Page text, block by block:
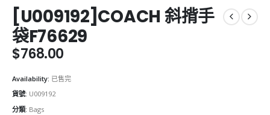
[U009192]COACH 斜揹手
袋F76629
$768.00
Availability: 已售完
貨號: U009192
分類: Bags